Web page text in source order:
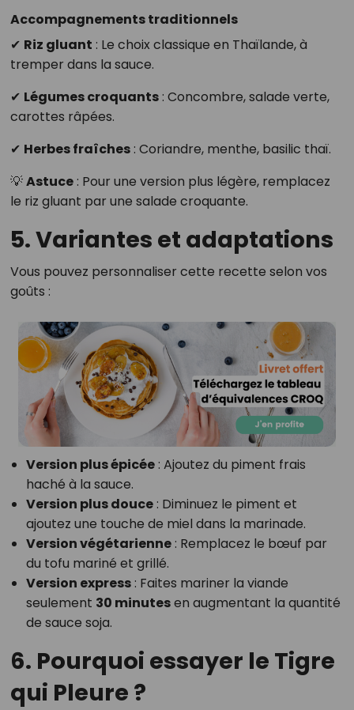
Accompagnements traditionnels
✔ Riz gluant : Le choix classique en Thaïlande, à
tremper dans la sauce.
✔ Légumes croquants: Concombre, salade verte,
carottes râpées.
✔ Herbes fraîches: Coriandre, menthe, basilic thaï.
💡Astuce: Pour une version plus légère, remplacez
le riz gluant par une salade croquante.
5. Variantes et adaptations
Vous pouvez personnaliser cette recette selon vos
goûts :
Version plus épicée: Ajoutez du piment frais
haché à la sauce.
Version plus douce: Diminuez le piment et
ajoutez une touche de miel dans la marinade.
Version végétarienne: Remplacez le bœuf par
du tofu mariné et grillé.
Version express: Faites mariner la viande
seulement 30 minutesen augmentant la quantité
de sauce soja.
6. Pourquoi essayer le Tigre
qui Pleure ?